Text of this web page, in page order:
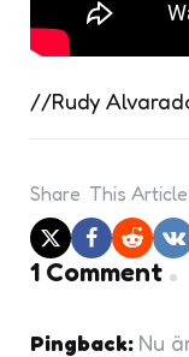
//Rudy
Share This Article
1 Comment
Pingback: Nu